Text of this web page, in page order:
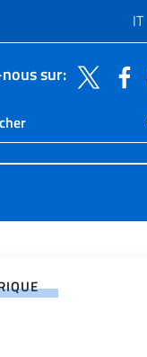
IT
sur:
sito live